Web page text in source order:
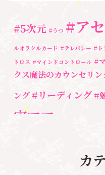
#5次元 #うつ #ア
ルオラクルカード #テレパシー #ト
トロス #マインドコントロール #
クス魔法のカウンセリン
ング #リーディング #
宙ママ
#自分と向き合う #
心のより
カ